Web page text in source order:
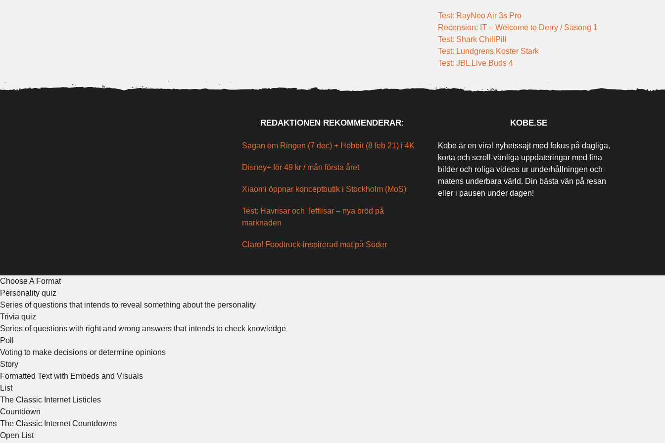
Test: RayNeo Air 3s Pro
Recension: IT – Welcome to Derry / Säsong 1
Test: Shark ChillPill
Test: Lundgrens Koster Stark
Test: JBL Live Buds 4
REDAKTIONEN REKOMMENDERAR:
Sagan om Ringen (7 dec) + Hobbit (8 feb 21) i 4K
Disney+ för 49 kr / mån första året
Xiaomi öppnar konceptbutik i Stockholm (MoS)
Test: Havrisar och Tefflisar – nya bröd på
marknaden
Claro! Foodtruck-inspirerad mat på Söder
KOBE.SE
Kobe är en viral nyhetssajt med fokus på dagliga,
korta och scroll-vänliga uppdateringar med fina
bilder och roliga videos ur underhållningen och
matens underbara värld. Din bästa vän på resan
eller i pausen under dagen!
Choose A Format
Personality quiz
Series of questions that intends to reveal something about the personality
Trivia quiz
Series of questions with right and wrong answers that intends to check knowledge
Poll
Voting to make decisions or determine opinions
Story
Formatted Text with Embeds and Visuals
List
The Classic Internet Listicles
Countdown
The Classic Internet Countdowns
Open List